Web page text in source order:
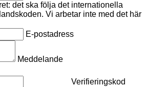
det ska följa det internationella
Vi arbetar inte med det här
E-postadress
Meddelande
Verifieringskod